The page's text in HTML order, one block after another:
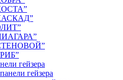
гейзера
гейзера